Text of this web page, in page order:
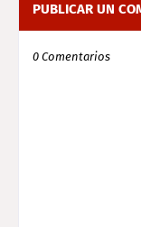
PUBLICAR UN
0 Comentarios